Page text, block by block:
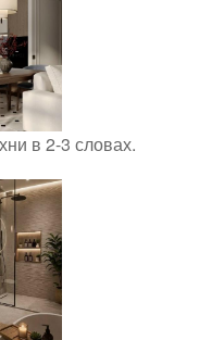
в 2-3 словах.